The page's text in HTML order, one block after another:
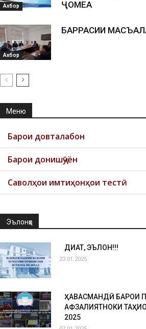
Ахбор
ҶОМЕА
Ахбор
БАРРАСИИ
Меню
Барои довталабон
Барои донишҷӯён
Саволҳои имтиҳонҳои тестӣ
Эълонҳо
ДИҚҚАТ, ЭЪЛОН!!!
23.01.2025
ҲАВАСМАНДӢ БАРОИ
АФЗАЛИЯТНОКИ
2025